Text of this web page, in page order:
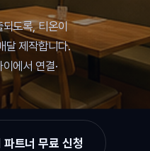
되도록, 티온이
달 제작합니다.
에서 연결·
파트너 무료 신청